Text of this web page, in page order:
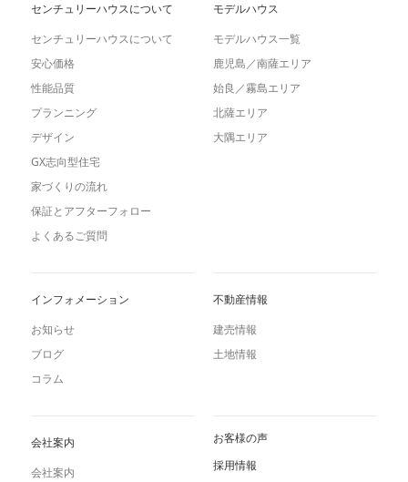
センチュリーハウスについて
センチュリーハウスについて
安心価格
性能品質
プランニング
デザイン
GX志向型住宅
家づくりの流れ
保証とアフターフォロー
よくあるご質問
モデルハウス
モデルハウス一覧
鹿児島／南薩エリア
始良／霧島エリア
北薩エリア
大隅エリア
インフォメーション
お知らせ
ブログ
コラム
不動産情報
建売情報
土地情報
会社案内
会社案内
お客様の声
採用情報